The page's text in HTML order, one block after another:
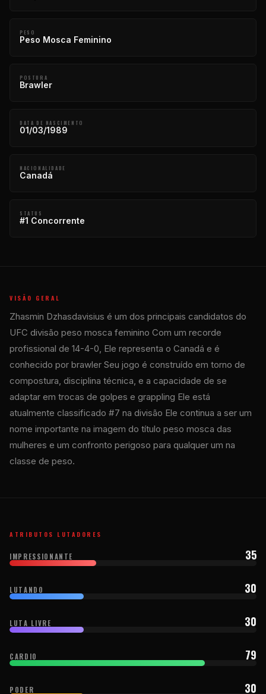
PESO
Peso Mosca Feminino
POSTURA
Brawler
DATA DE NASCIMENTO
01/03/1989
NACIONALIDADE
Canadá
STATUS
#1 Concorrente
VISÃO GERAL
Zhasmin Dzhasdavisius é um dos principais candidatos do
UFC divisão peso mosca feminino Com um recorde
profissional de 14-4-0, Ele representa o Canadá e é
conhecido por brawler Seu jogo é construído em torno de
compostura, disciplina técnica, e a capacidade de se
adaptar em trocas de golpes e grappling Ele está
atualmente classificado #7 na divisão Ele continua a ser um
nome importante na imagem do título peso mosca das
mulheres e um confronto perigoso para qualquer um na
classe de peso.
ATRIBUTOS LUTADORES
IMPRESSIONANTE 35
LUTANDO 30
LUTA LIVRE 30
CARDIO 79
PODER 30